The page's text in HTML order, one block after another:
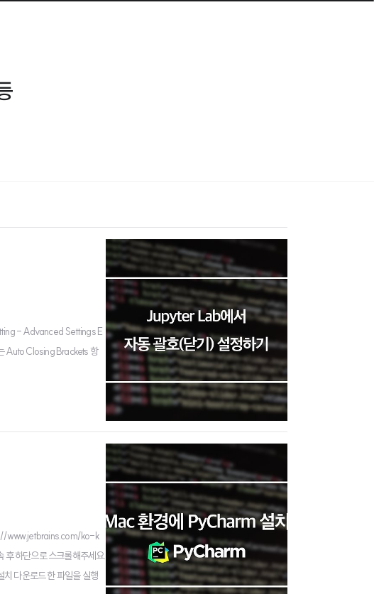
- Advanced Settings E
Auto Closing Brackets 항
www.jetbrains.com/ko-k
하단으로 스크롤해주세요.
다운로드 한 파일을 실행